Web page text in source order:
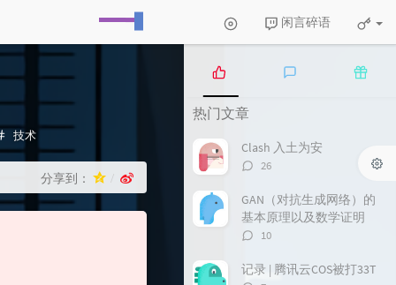
闲言碎语
分
类：
技术
分享到：
热
门
章
论
热门文章
Clash 入土为安
评
数：
26
GAN（对抗生成网络）的
基本原理以及数学证明
评
数：
10
记录 | 腾讯云COS被打33T